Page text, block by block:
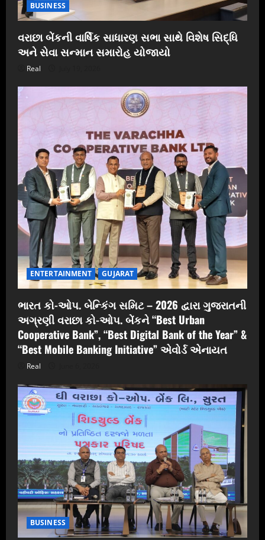
BUSINESS
વરાછા બેંકની વાર્ષિક સાધારણ સભા સાથે વિશેષ સિદ્ધિ
અને સેવા સન્માન સમારોહ યોજાયો
Real
ENTERTAINMENT GUJARAT
ભારત કો-ઓપ. બેન્કિંગ સમિટ – 2026 દ્વારા ગુજરાતની
અગ્રણી વરાછા કો-ઓપ. બેંકને “Best Urban
Cooperative Bank”, “Best Digital Bank of the Year” &
“Best Mobile Banking Initiative” એવોર્ડ એનાયત
Real
BUSINESS